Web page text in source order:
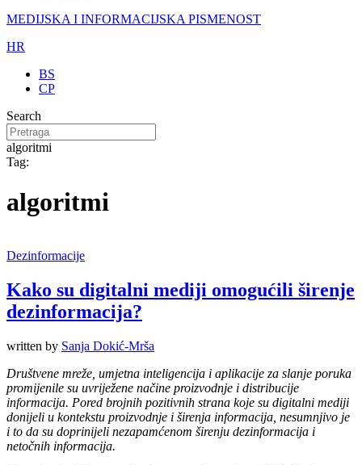
MEDIJSKA I INFORMACIJSKA PISMENOST
HR
BS
CP
Search
algoritmi
Tag:
algoritmi
Dezinformacije
Kako su digitalni mediji omogućili širenje
dezinformacija?
written by Sanja Dokić-Mrša
Društvene mreže, umjetna inteligencija i aplikacije za slanje poruka
promijenile su uvriježene načine proizvodnje i distribucije
informacija. Pored brojnih pozitivnih strana koje su digitalni mediji
donijeli u kontekstu proizvodnje i širenja informacija, nesumnjivo je
i to da su doprinijeli nezapamćenom širenju dezinformacija i
netočnih informacija.